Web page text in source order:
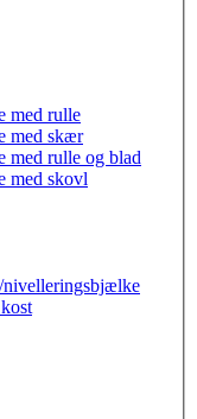
med rulle
med skær
rulle og blad
med skovl